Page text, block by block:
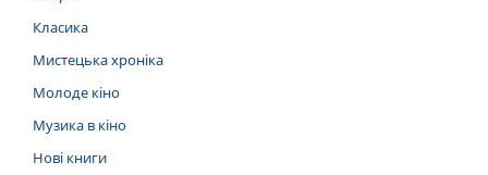
Класика
Мистецька хроніка
Молоде кіно
Музика в кіно
Нові книги